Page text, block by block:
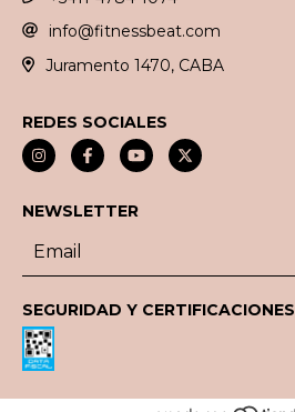
info@fitnessbeat.com
Juramento 1470, CABA
REDES SOCIALES
NEWSLETTER
SEGURIDAD Y CERTIFICACIONES